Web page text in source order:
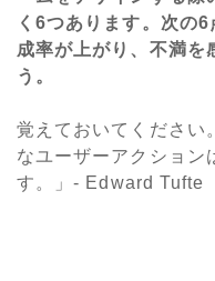
く6つあります。次の
成率が上がり、不満を
う。
覚えておいてください
なユーザーアクション
す。」- Edward Tufte